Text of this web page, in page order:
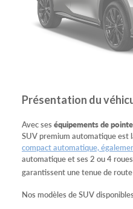
Présentation du
Avec ses équipements de pointe
SUV premium automatique est
compact automatique,
automatique et ses 2 ou 4
garantissent une tenue de
Nos modèles de SUV